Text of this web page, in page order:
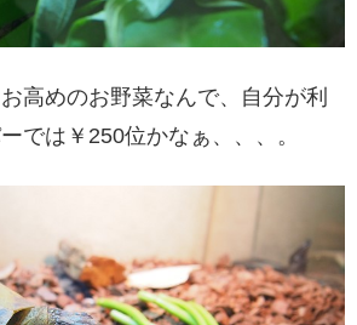
高めのお野菜なんで、自分が利
では￥250位かなぁ、、、。